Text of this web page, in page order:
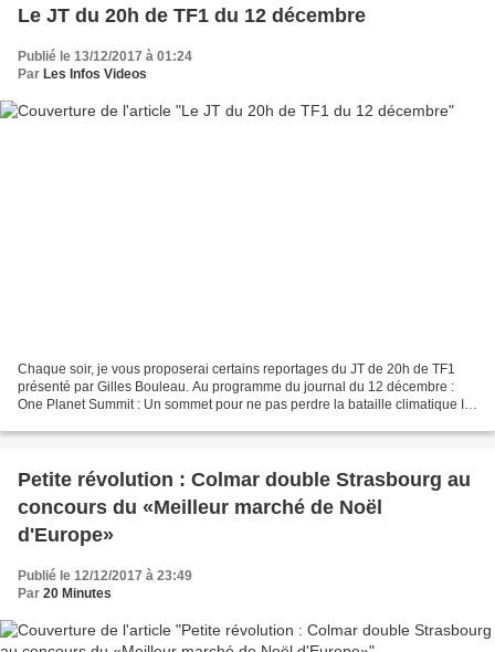
Le JT du 20h de TF1 du 12 décembre
Publié le 13/12/2017 à 01:24
Par Les Infos Videos
Chaque soir, je vous proposerai certains reportages du JT de 20h de TF1
présenté par Gilles Bouleau. Au programme du journal du 12 décembre :
One Planet Summit : Un sommet pour ne pas perdre la bataille climatique Il y
Petite révolution : Colmar double Strasbourg au
concours du «Meilleur marché de Noël
d'Europe»
Publié le 12/12/2017 à 23:49
Par 20 Minutes